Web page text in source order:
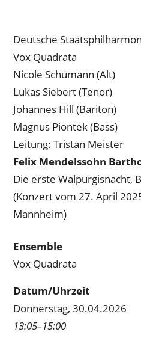
Deutsche
Vox Quadrata
Nicole Schumann (Alt)
Lukas Siebert (Tenor)
Johannes Hill (Bariton)
Magnus Piontek (Bass)
Leitung: Tristan Meister
Felix Mendelssohn
Die erste Walpurgisnacht,
(Konzert vom 27. April
Mannheim)
Ensemble
Vox Quadrata
Datum/Uhrzeit
Donnerstag, 30.04.2026
13:05–15:00